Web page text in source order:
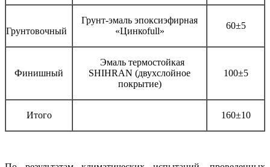
Грунтовочный
Грунт-эмаль эпоксиэфирная
«Цинкоfull»
60±5
Финишный
Эмаль термостойкая
SHIHRAN (двухслойное
покрытие)
100±5
Итого 160±10